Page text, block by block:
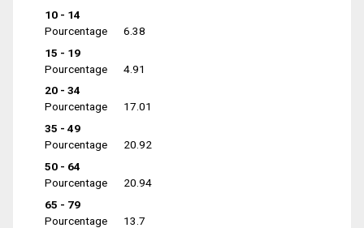
10 - 14
Pourcentage
6.38
15 - 19
Pourcentage
4.91
20 - 34
Pourcentage
17.01
35 - 49
Pourcentage
20.92
50 - 64
Pourcentage
20.94
65 - 79
Pourcentage
13.7